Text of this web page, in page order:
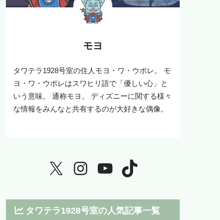
モヨ
タワテラ1928号室の住人モヨ・ワ・ウポレ。 モ
ヨ・ワ・ウポレはスワヒリ語で「優しい心」と
いう意味。 通称モヨ。 ディズニーに関する様々
な情報をみんなと共有するのが大好きな偶像。
タワテラ1928号室の人気記事一覧